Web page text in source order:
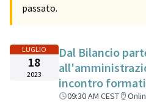
passato.
LUGLIO
18
2023
Dal Bilancio
incontro
09:30 AM CEST